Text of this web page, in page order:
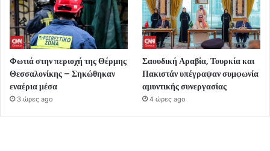
Φωτιά στην περιοχή της Θέρμης
Θεσσαλονίκης – Σηκώθηκαν
εναέρια μέσα
3 ώρες ago
Σαουδική Αραβία, Τουρκία και
Πακιστάν υπέγραψαν συμφωνία
αμυντικής συνεργασίας
4 ώρες ago